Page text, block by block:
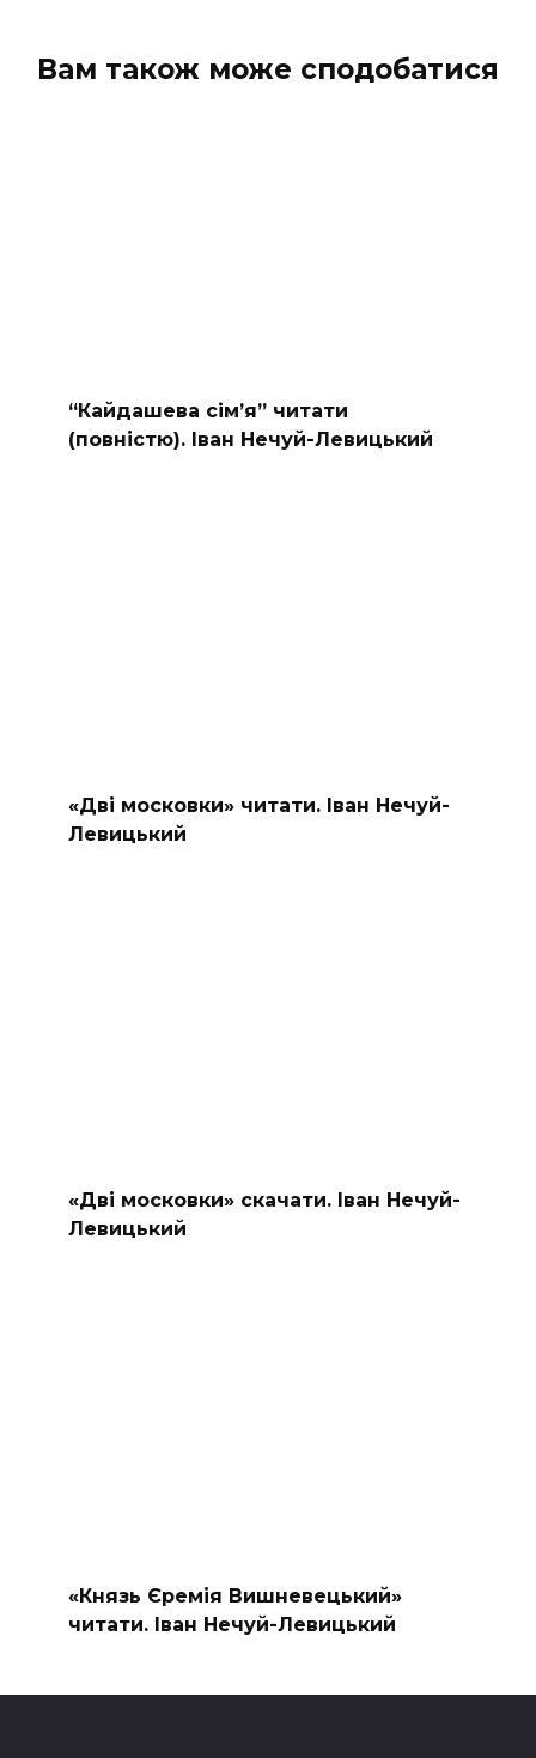
Вам також може сподобатися
“Кайдашева сiм’я” читати
(повністю). Іван Нечуй-Левицький
«Дві московки» читати. Іван Нечуй-
Левицький
«Дві московки» скачати. Іван Нечуй-
Левицький
«Князь Єремія Вишневецький»
читати. Іван Нечуй-Левицький